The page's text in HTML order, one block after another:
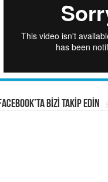
BİZİ TAKİP EDİN